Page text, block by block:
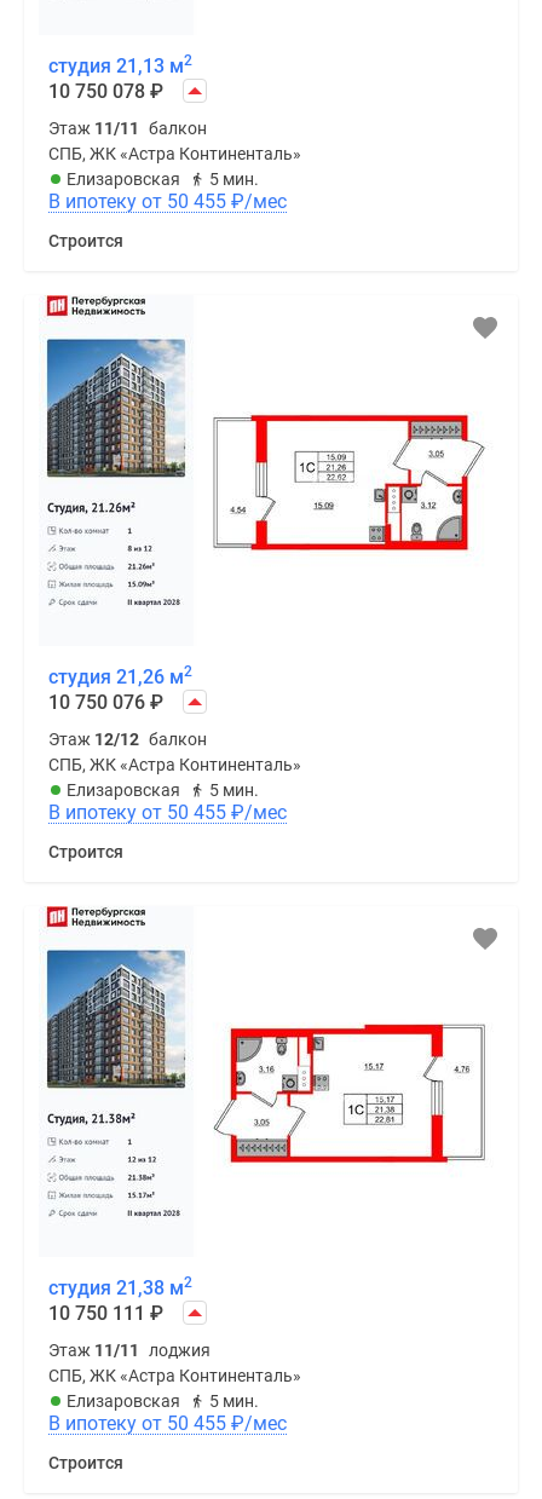
студия 21,13 м2
10 750 078 ₽
Этаж 11/11
балкон
СПБ, ЖК «Астра Континенталь»
Елизаровская
5 мин.
В ипотеку от 50 455 ₽/мес
Строится
студия 21,26 м2
10 750 076 ₽
Этаж 12/12 балкон
СПБ, ЖК «Астра Континенталь»
Елизаровская
5 мин.
В ипотеку от 50 455 ₽/мес
Строится
студия 21,38 м2
10 750 111 ₽
Этаж 11/11
лоджия
СПБ, ЖК «Астра Континенталь»
Елизаровская
5 мин.
В ипотеку от 50 455 ₽/мес
Строится